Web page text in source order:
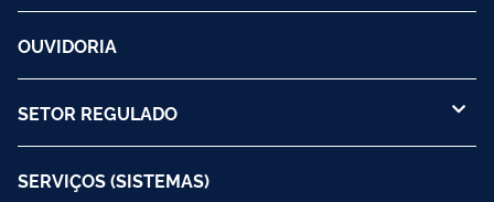
OUVIDORIA
SETOR REGULADO
SERVIÇOS (SISTEMAS)